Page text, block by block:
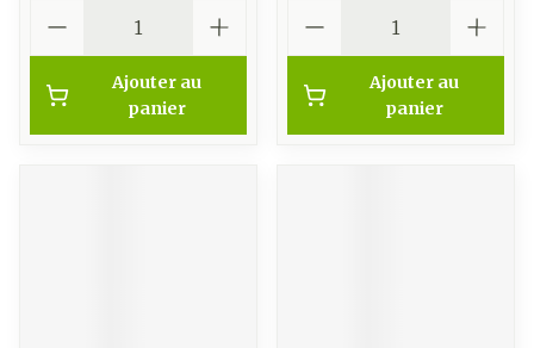
Ajouter au
panier
Ajouter au
panier